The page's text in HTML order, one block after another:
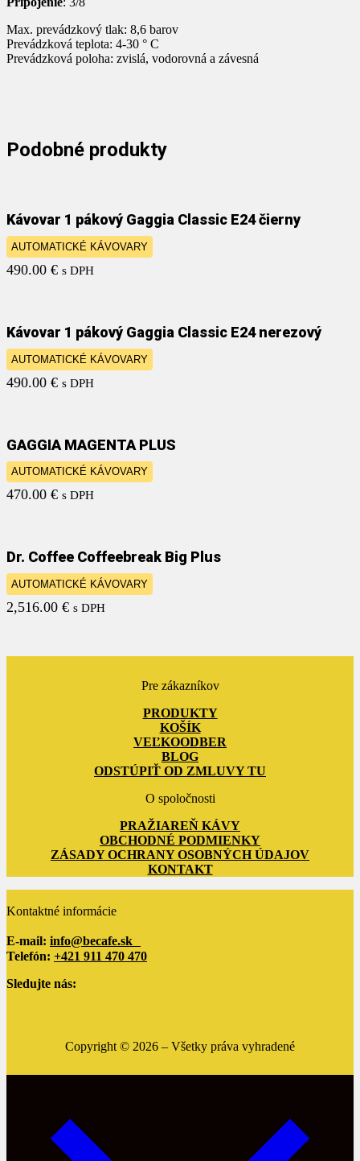
Max. prevádzkový tlak: 8,6 barov
Prevádzková teplota: 4-30 ° C
Prevádzková poloha: zvislá, vodorovná a závesná
Podobné produkty
Kávovar 1 pákový Gaggia Classic E24 čierny
AUTOMATICKÉ KÁVOVARY
490.00 € s DPH
Kávovar 1 pákový Gaggia Classic E24 nerezový
AUTOMATICKÉ KÁVOVARY
490.00 € s DPH
GAGGIA MAGENTA PLUS
AUTOMATICKÉ KÁVOVARY
470.00 € s DPH
Dr. Coffee Coffeebreak Big Plus
AUTOMATICKÉ KÁVOVARY
2,516.00 € s DPH
Pre zákazníkov
PRODUKTY
KOŠÍK
VEĽKOODBER
BLOG
ODSTÚPIŤ OD ZMLUVY TU
O spoločnosti
PRAŽIAREŇ KÁVY
OBCHODNÉ PODMIENKY
ZÁSADY OCHRANY OSOBNÝCH ÚDAJOV
KONTAKT
Kontaktné informácie
E-mail: info@becafe.sk
Telefón: +421 911 470 470
Sledujte nás:
Copyright © 2026 – Všetky práva vyhradené